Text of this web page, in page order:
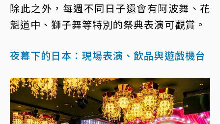
除此之外，每週不同日子還會有阿波舞、花
魁道中、獅子舞等特別的祭典表演可觀賞。
夜幕下的日本：現場表演、飲品與遊戲機台